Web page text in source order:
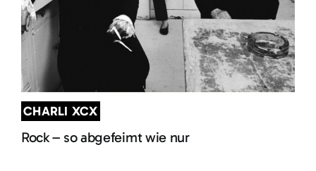
CHARLI XCX
Rock – so abgefeimt wie nur